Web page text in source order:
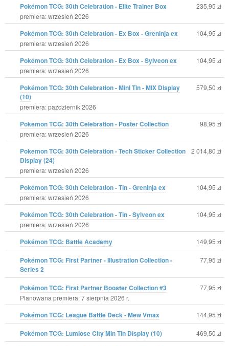
Pokémon TCG: 30th Celebration - Elite Trainer Box
premiera: wrzesień 2026
235,95 zł
Pokémon TCG: 30th Celebration - Ex Box - Greninja ex
premiera: wrzesień 2026
104,95 zł
Pokémon TCG: 30th Celebration - Ex Box - Sylveon ex
premiera: wrzesień 2026
104,95 zł
Pokémon TCG: 30th Celebration - Mini Tin - MIX Display
(10)
premiera: październik 2026
579,50 zł
Pokemon TCG: 30th Celebration - Poster Collection
premiera: wrzesień 2026
98,95 zł
Pokemon TCG: 30th Celebration - Tech Sticker Collection
Display (24)
premiera: wrzesień 2026
2 014,80 zł
Pokémon TCG: 30th Celebration - Tin - Greninja ex
premiera: wrzesień 2026
104,95 zł
Pokémon TCG: 30th Celebration - Tin - Sylveon ex
premiera: wrzesień 2026
104,95 zł
Pokémon TCG: Battle Academy 149,95 zł
Pokémon TCG: First Partner - Illustration Collection -
Series 2
77,95 zł
Pokémon TCG: First Partner Booster Collection #3
Planowana premiera: 7 sierpnia 2026 r.
77,95 zł
Pokémon TCG: League Battle Deck - Mew Vmax 144,95 zł
Pokémon TCG: Lumiose City Min Tin Display (10) 469,50 zł